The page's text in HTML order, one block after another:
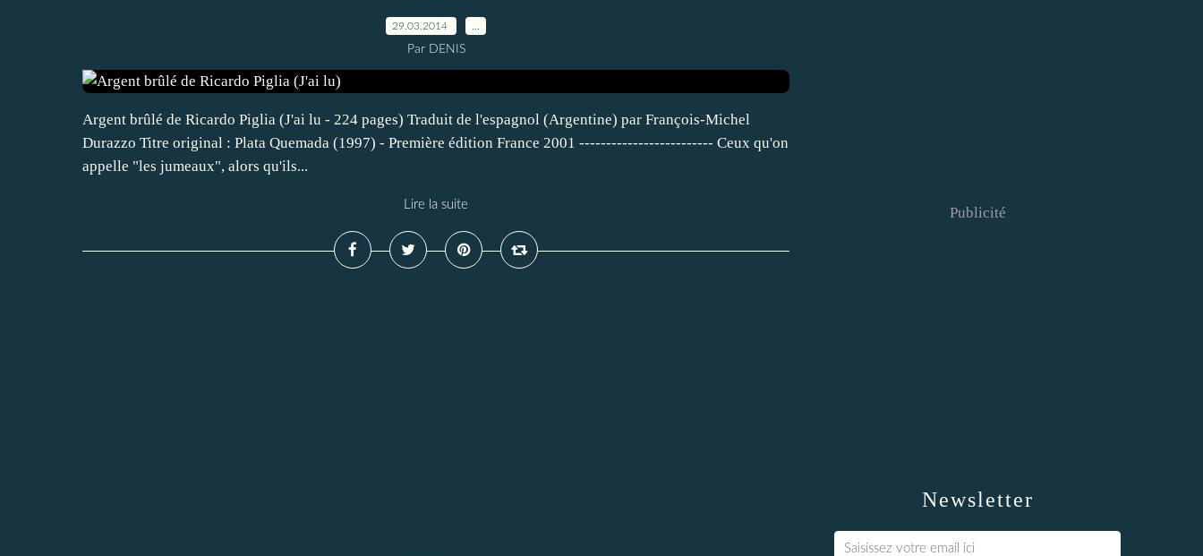
29.03.2014
Par DENIS
Argent brûlé de Ricardo Piglia (J'ai lu - 224 pages) Traduit de l'espagnol (Argentine) par François-Michel
Durazzo Titre original : Plata Quemada (1997) - Première édition France 2001 ------------------------- Ceux qu'on
appelle "les jumeaux", alors qu'ils...
Lire la suite
Newsletter
Publicité